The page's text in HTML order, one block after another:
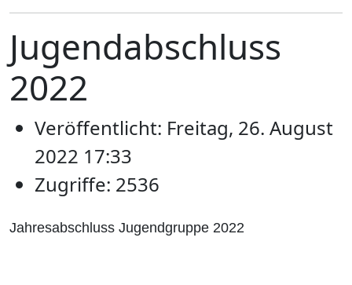
Jugendabschluss
2022
Veröffentlicht: Freitag, 26. August
2022 17:33
Zugriffe: 2536
Jahresabschluss Jugendgruppe 2022